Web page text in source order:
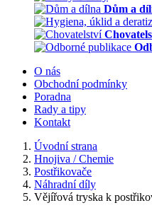
Dům a
O nás
Obchodní podmínky
Poradna
Rady a tipy
Kontakt
Úvodní strana
Hnojiva / Chemie
Postřikovače
Náhradní díly
Vějířová tryska k